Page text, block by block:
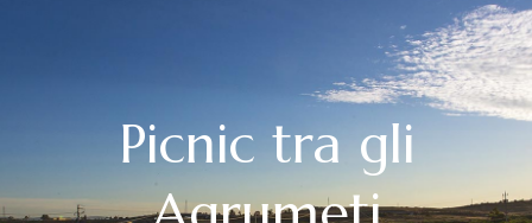
Picnic tra gli